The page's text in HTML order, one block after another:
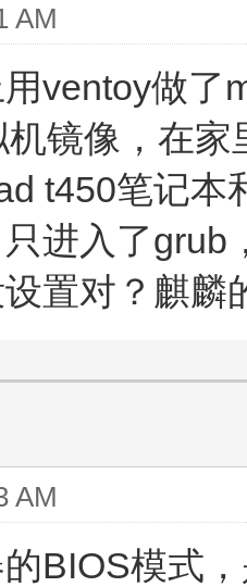
AM
ventoy做了
镜像，在
t450笔记本
进入了
置对？麒麟
AM
BIOS模式